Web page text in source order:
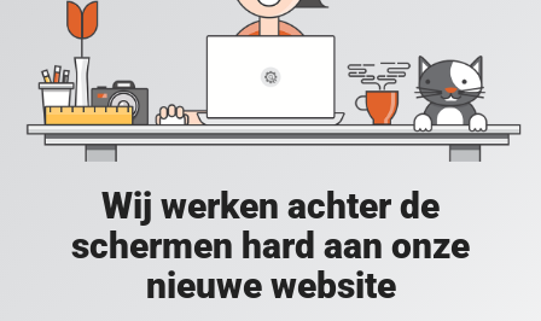
Wij werken achter de
schermen hard aan onze
nieuwe website